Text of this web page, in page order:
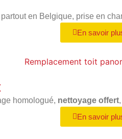
en Belgique, prise en
En savoir
homologué, nettoyage offert
En savoir